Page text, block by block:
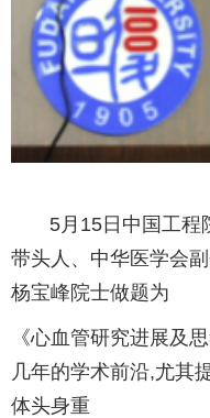
5月15日中国工程
带头人、中华医学会
杨宝峰院士做题为
《心血管研究进展及
几年的学术前沿,尤其
体头身重